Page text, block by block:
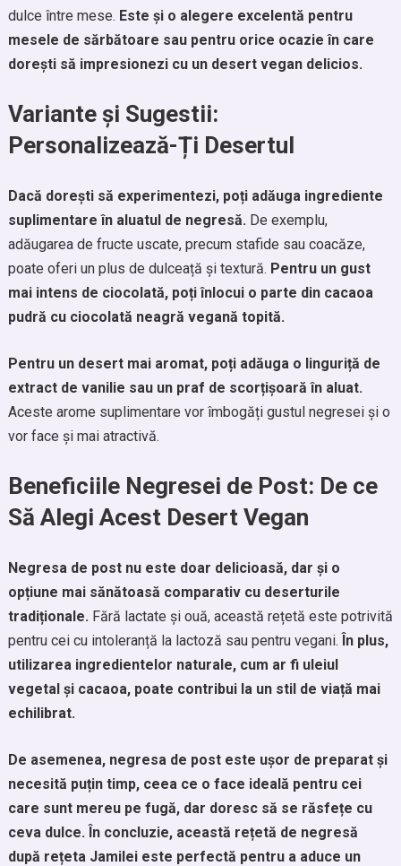
dulce între mese. Este și o alegere excelentă pentru
mesele de sărbătoare sau pentru orice ocazie în care
dorești să impresionezi cu un desert vegan delicios.
Variante și Sugestii:
Personalizează-Ți Desertul
Dacă dorești să experimentezi, poți adăuga ingrediente
suplimentare în aluatul de negresă. De exemplu,
adăugarea de fructe uscate, precum stafide sau coacăze,
poate oferi un plus de dulceață și textură. Pentru un gust
mai intens de ciocolată, poți înlocui o parte din cacaoa
pudră cu ciocolată neagră vegană topită.
Pentru un desert mai aromat, poți adăuga o linguriță de
extract de vanilie sau un praf de scorțișoară în aluat.
Aceste arome suplimentare vor îmbogăți gustul negresei și o
vor face și mai atractivă.
Beneficiile Negresei de Post: De ce
Să Alegi Acest Desert Vegan
Negresa de post nu este doar delicioasă, dar și o
opțiune mai sănătoasă comparativ cu deserturile
tradiționale. Fără lactate și ouă, această rețetă este potrivită
pentru cei cu intoleranță la lactoză sau pentru vegani. În plus,
utilizarea ingredientelor naturale, cum ar fi uleiul
vegetal și cacaoa, poate contribui la un stil de viață mai
echilibrat.
De asemenea, negresa de post este ușor de preparat și
necesită puțin timp, ceea ce o face ideală pentru cei
care sunt mereu pe fugă, dar doresc să se răsfețe cu
ceva dulce. În concluzie, această rețetă de negresă
după rețeta Jamilei este perfectă pentru a aduce un